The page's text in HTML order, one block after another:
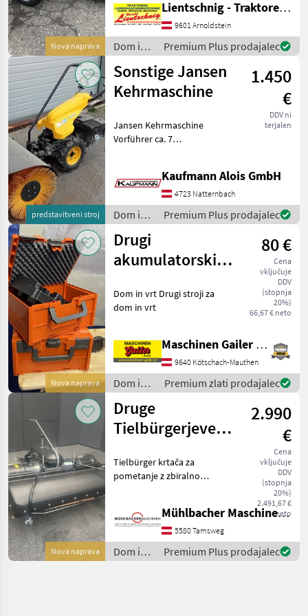
Nova naprava
Gartenliebhaber eignet. Es
handelt sich um einen
Rasentraktoranhänger der
renommierte
Lientschnig - Traktoren und Landmaschinentechnik
9601 Arnoldstein
Dom in
vrt /
Sonstige
Premium Plus prodajalec
predstavitveni stroj
Sonstige Jansen
Kehrmaschine
1.450
€
DDV ni
terjalen
Jansen Kehrmaschine
Vorführer ca. 7
Kehrmaschine und
Schneepflug Antrieb: 4-
Takt-Benzinmotor, 9 PS, 270
ccm Gän
Kaufmann Alois GmbH
4723 Natternbach
Dom in
vrt /
Sonstige
Premium Plus prodajalec
Nova naprava
Drugi
akumulatorski
Husqvarna
80 €
Cena
vključuje
DDV
(stopnja
20%)
66,67 € neto
Dom in vrt Drugi stroji za
dom in vrt
Maschinen Gailer GmbH
9640 Kötschach-Mauthen
Dom in
vrt /
Sonstige
Premium zlati prodajalec
Nova naprava
Druge
Tielbürgerjeve
pometanje za
Husqvarna Rider
serije 300
2.990
€
Cena
vključuje
DDV
(stopnja
20%)
2.491,67 €
neto
Tielbürger krtača za
pometanje z zbiralno
RC318T in RC320TS AWD) -
vključno s plastično
posodo za smeti - Unive
Mühlbacher Maschinen GmbH
5580 Tamsweg
Dom in
vrt /
Premium Plus prodajalec